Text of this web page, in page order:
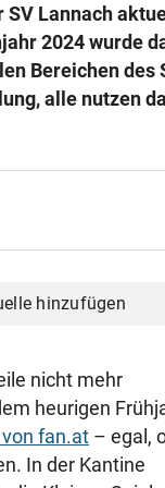
Lannach
2024 wurde
Bereichen des
alle nutzen
hinzufügen
nicht mehr
heurigen
fan.at – egal,
In der Kantine